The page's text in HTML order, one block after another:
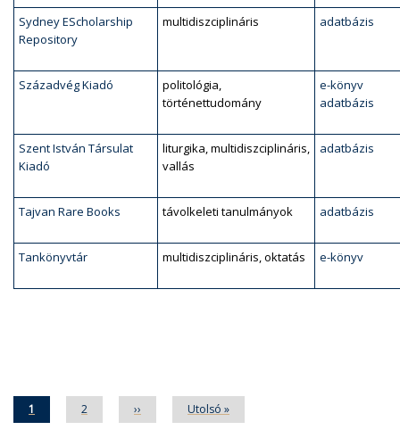
Sydney EScholarship
Repository
multidiszciplináris adatbázis
Századvég Kiadó
politológia,
történettudomány
e-könyv
adatbázis
Szent István Társulat
Kiadó
liturgika, multidiszciplináris,
vallás
adatbázis
Tajvan Rare Books távolkeleti tanulmányok adatbázis
Tankönyvtár multidiszciplináris, oktatás e-könyv
Jelenlegi
oldal
1 Oldal
2 Következő
oldal
›› Utolsó
oldal
Utolsó »